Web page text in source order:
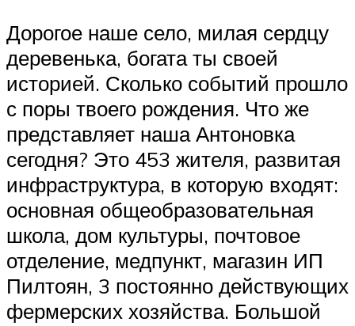
Дорогое наше село, милая сердцу
деревенька, богата ты своей
историей. Сколько событий прошло
с поры твоего рождения. Что же
представляет наша Антоновка
сегодня? Это 453 жителя, развитая
инфраструктура, в которую входят:
основная общеобразовательная
школа, дом культуры, почтовое
отделение, медпункт, магазин ИП
Пилтоян, 3 постоянно действующих
фермерских хозяйства. Большой